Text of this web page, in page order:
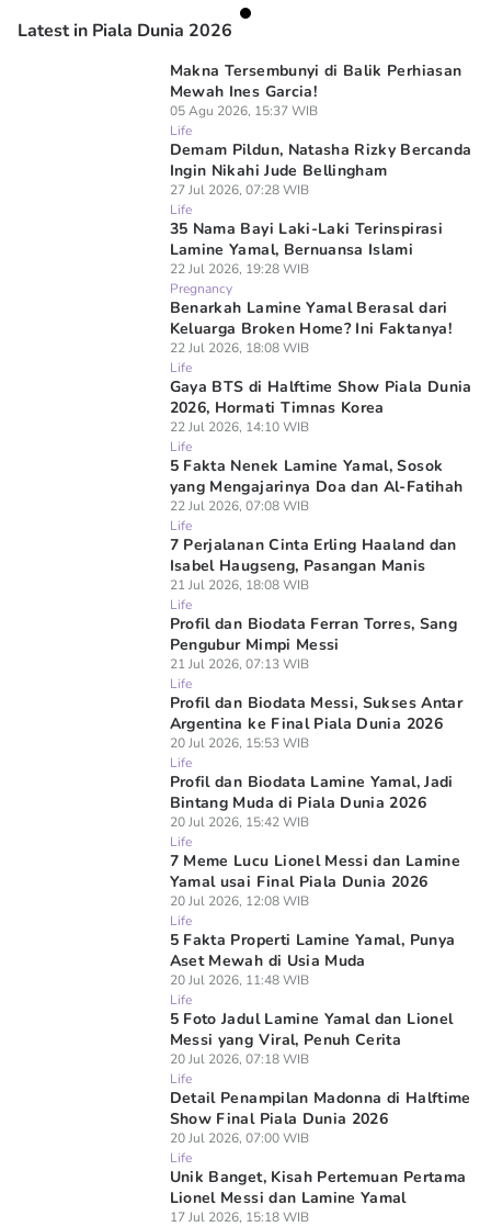
Latest in Piala Dunia 2026
Makna Tersembunyi di Balik Perhiasan
Mewah Ines Garcia!
05 Agu 2026, 15:37 WIB
Life
Demam Pildun, Natasha Rizky Bercanda
Ingin Nikahi Jude Bellingham
27 Jul 2026, 07:28 WIB
Life
35 Nama Bayi Laki-Laki Terinspirasi
Lamine Yamal, Bernuansa Islami
22 Jul 2026, 19:28 WIB
Pregnancy
Benarkah Lamine Yamal Berasal dari
Keluarga Broken Home? Ini Faktanya!
22 Jul 2026, 18:08 WIB
Life
Gaya BTS di Halftime Show Piala Dunia
2026, Hormati Timnas Korea
22 Jul 2026, 14:10 WIB
Life
5 Fakta Nenek Lamine Yamal, Sosok
yang Mengajarinya Doa dan Al-Fatihah
22 Jul 2026, 07:08 WIB
Life
7 Perjalanan Cinta Erling Haaland dan
Isabel Haugseng, Pasangan Manis
21 Jul 2026, 18:08 WIB
Life
Profil dan Biodata Ferran Torres, Sang
Pengubur Mimpi Messi
21 Jul 2026, 07:13 WIB
Life
Profil dan Biodata Messi, Sukses Antar
Argentina ke Final Piala Dunia 2026
20 Jul 2026, 15:53 WIB
Life
Profil dan Biodata Lamine Yamal, Jadi
Bintang Muda di Piala Dunia 2026
20 Jul 2026, 15:42 WIB
Life
7 Meme Lucu Lionel Messi dan Lamine
Yamal usai Final Piala Dunia 2026
20 Jul 2026, 12:08 WIB
Life
5 Fakta Properti Lamine Yamal, Punya
Aset Mewah di Usia Muda
20 Jul 2026, 11:48 WIB
Life
5 Foto Jadul Lamine Yamal dan Lionel
Messi yang Viral, Penuh Cerita
20 Jul 2026, 07:18 WIB
Life
Detail Penampilan Madonna di Halftime
Show Final Piala Dunia 2026
20 Jul 2026, 07:00 WIB
Life
Unik Banget, Kisah Pertemuan Pertama
Lionel Messi dan Lamine Yamal
17 Jul 2026, 15:18 WIB